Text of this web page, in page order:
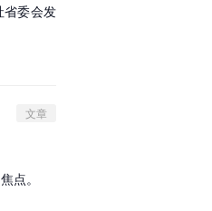
省委会发
文章
点。